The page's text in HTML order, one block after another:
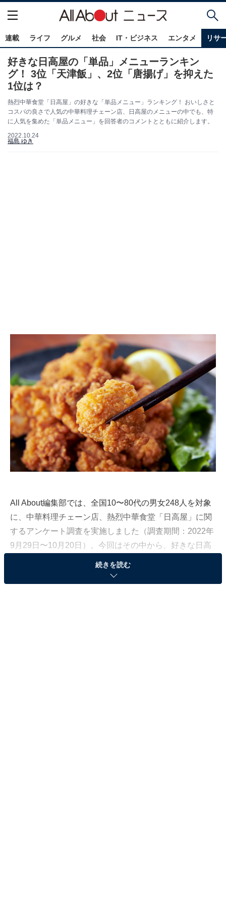
連載 ライフ グルメ 社会 IT・ビジネス エンタメ リサ
好きな日高屋の「単品」メニューランキン
グ！ 3位「天津飯」、2位「唐揚げ」を抑えた
1位は？
熱烈中華食堂「日高屋」の好きな「単品メニュー」ランキング！ おいしさと
コスパの良さで人気の中華料理チェーン店、日高屋のメニューの中でも、特
に人気を集めた「単品メニュー」を回答者のコメントとともに紹介します。
2022.10.24
福島 ゆき
All About編集部では、全国10〜80代の男女248人を対象
に、中華料理チェーン店、熱烈中華食堂「日高屋」に関
するアンケート調査を実施しました（調査期間：2022年
9月29日〜10月20日）。今回はその中から、好きな日高
屋の「単品」メニューランキングを発表します。
続きを読む